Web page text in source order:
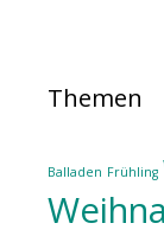
Themen
Balladen Frühling